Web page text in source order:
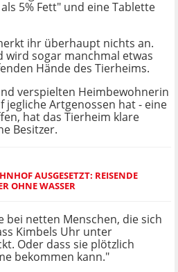
5% Fett" und eine Tablette
ihr überhaupt nichts an.
wird sogar manchmal etwas
Hände des Tierheims.
verspielten Heimbewohnerin
jegliche Artgenossen hat - eine
hat das Tierheim klare
Besitzer.
AUSGESETZT: REISENDE
OHNE WASSER
bei netten Menschen, die sich
Kimbels Uhr unter
Oder dass sie plötzlich
bekommen kann."